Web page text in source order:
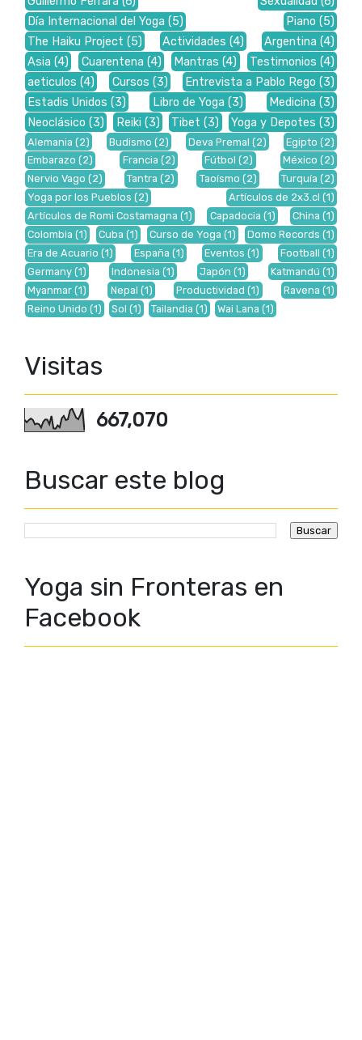
Día Internacional del Yoga (5) Piano (5)
The Haiku Project (5) Actividades (4) Argentina (4)
Asia (4) Cuarentena (4) Mantras (4) Testimonios (4)
aeticulos (4) Cursos (3) Entrevista a Pablo Rego (3)
Estadis Unidos (3) Libro de Yoga (3) Medicina (3)
Neoclásico (3) Reiki (3) Tibet (3) Yoga y Depotes (3)
Alemania (2) Budismo (2) Deva Premal (2) Egipto (2)
Embarazo (2) Francia (2) Fútbol (2) México (2)
Nervio Vago (2) Tantra (2) Taoísmo (2) Turquía (2)
Yoga por los Pueblos (2) Artículos de 2x3.cl (1)
Artículos de Romi Costamagna (1) Capadocia (1) China (1)
Colombia (1) Cuba (1) Curso de Yoga (1) Domo Records (1)
Era de Acuario (1) España (1) Eventos (1) Football (1)
Germany (1) Indonesia (1) Japón (1) Katmandú (1)
Myanmar (1) Nepal (1) Productividad (1) Ravena (1)
Reino Unido (1) Sol (1) Tailandia (1) Wai Lana (1)
Visitas
667,070
Buscar este blog
Yoga sin Fronteras en
Facebook